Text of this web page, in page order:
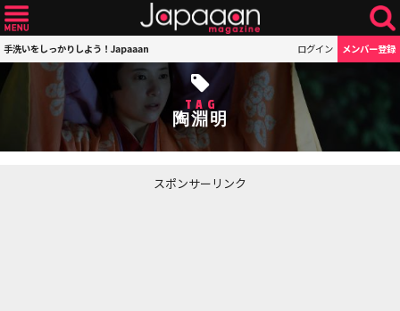
手洗いをしっかりしよう！Japaaan ログイン メンバー登録
TAG
陶淵明
スポンサーリンク